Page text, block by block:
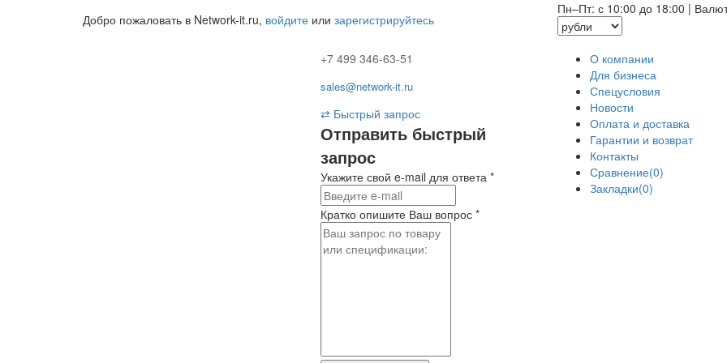
Добро пожаловать в Network-it.ru, войдите или зарегистрируйтесь
Пн–Пт: с 10:00 до 18:00 |
О компании
Для бизнеса
Спецусловия
Новости
Оплата и доставка
Гарантии и возврат
Контакты
Сравнение(0)
Закладки(0)
+7 499 346-63-51
sales@network-it.ru
⇄ Быстрый запрос
Отправить быстрый
запрос
Укажите свой e-mail для ответа *
Кратко опишите Ваш вопрос *